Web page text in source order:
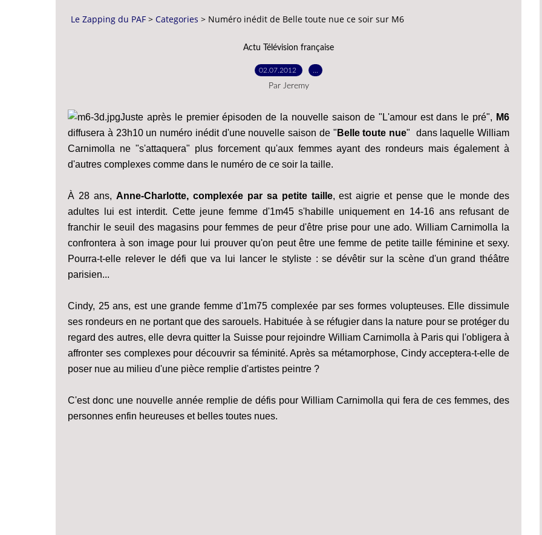
Le Zapping du PAF > Categories > Numéro inédit de Belle toute nue ce soir sur M6
Actu Télévision française
02.07.2012
Par Jeremy
Juste après le premier épisoden de la nouvelle saison de "L'amour est dans le pré", M6
diffusera à 23h10 un numéro inédit d'une nouvelle saison de " Belle toute nue" dans laquelle William
Carnimolla ne "s'attaquera" plus forcement qu'aux femmes ayant des rondeurs mais également à
d'autres complexes comme dans le numéro de ce soir la taille.
À 28 ans, Anne-Charlotte, complexée par sa petite taille, est aigrie et pense que le monde des
adultes lui est interdit. Cette jeune femme d'1m45 s'habille uniquement en 14-16 ans refusant de
franchir le seuil des magasins pour femmes de peur d'être prise pour une ado. William Carnimolla la
confrontera à son image pour lui prouver qu'on peut être une femme de petite taille féminine et sexy.
Pourra-t-elle relever le défi que va lui lancer le styliste : se dévêtir sur la scène d'un grand théâtre
parisien...
Cindy, 25 ans, est une grande femme d'1m75 complexée par ses formes volupteuses. Elle dissimule
ses rondeurs en ne portant que des sarouels. Habituée à se réfugier dans la nature pour se protéger du
regard des autres, elle devra quitter la Suisse pour rejoindre William Carnimolla à Paris qui l'obligera à
affronter ses complexes pour découvrir sa féminité. Après sa métamorphose, Cindy acceptera-t-elle de
poser nue au milieu d'une pièce remplie d'artistes peintre ?
C'est donc une nouvelle année remplie de défis pour William Carnimolla qui fera de ces femmes, des
personnes enfin heureuses et belles toutes nues.